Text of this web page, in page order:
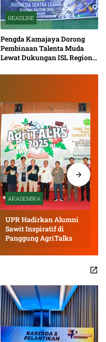
HEADLINE
Pengda Kamajaya Dorong
Pembinaan Talenta Muda
Lewat Dukungan ISL Regional
AKADEMIKA
UPR Hadirkan Alumni
Sawit Inspiratif di
Panggung AgriTalks